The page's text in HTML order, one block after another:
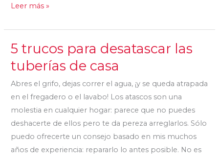
Leer más »
5 trucos para desatascar las
tuberías de casa
Abres el grifo, dejas correr el agua, ¡y se queda atrapada
en el fregadero o el lavabo! Los atascos son una
molestia en cualquier hogar: parece que no puedes
deshacerte de ellos pero te da pereza arreglarlos. Sólo
puedo ofrecerte un consejo basado en mis muchos
años de experiencia: repararlo lo antes posible. No es
5
trucos
para
desatascar
las
tuberías
de
casa